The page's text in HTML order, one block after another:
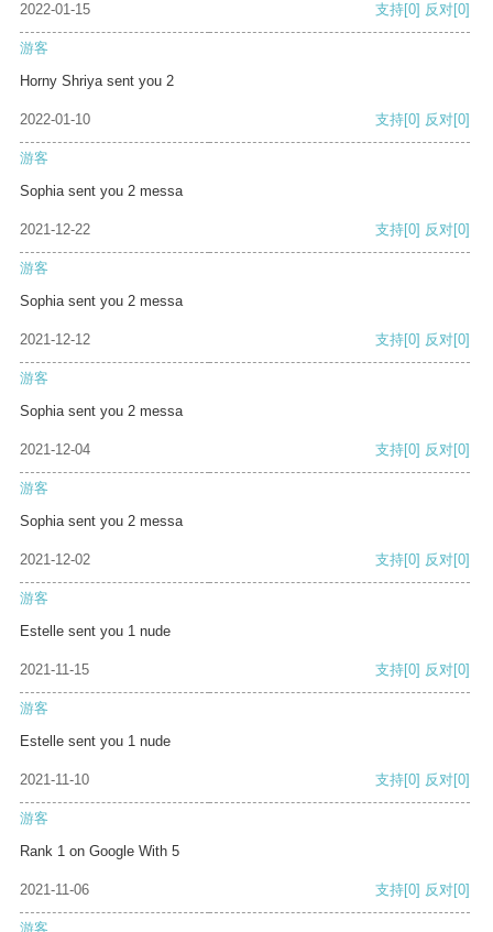
2022-01-15 支持[0] 反对[0]
游客
Horny Shriya sent you 2
2022-01-10 支持[0] 反对[0]
游客
Sophia sent you 2 messa
2021-12-22 支持[0] 反对[0]
游客
Sophia sent you 2 messa
2021-12-12 支持[0] 反对[0]
游客
Sophia sent you 2 messa
2021-12-04 支持[0] 反对[0]
游客
Sophia sent you 2 messa
2021-12-02 支持[0] 反对[0]
游客
Estelle sent you 1 nude
2021-11-15 支持[0] 反对[0]
游客
Estelle sent you 1 nude
2021-11-10 支持[0] 反对[0]
游客
Rank 1 on Google With 5
2021-11-06 支持[0] 反对[0]
游客